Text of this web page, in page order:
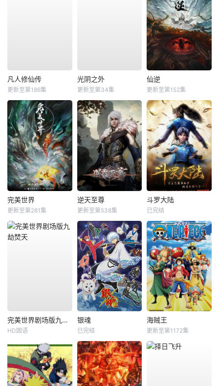
凡人修仙传
更新至第186集
光阴之外
更新至第34集
仙逆
更新至第152集
完美世界
更新至第281集
逆天至尊
更新至第538集
斗罗大陆
已完结
完美世界剧场版九劫焚天
HD国语
银魂
已完结
海贼王
更新至第1172集